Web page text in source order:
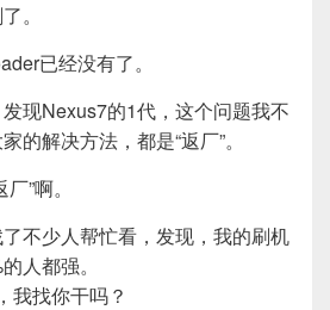
。
已经没有了。
现Nexus7的1代，这个问题我不
的解决方法，都是“返厂”。
”啊。
不少人帮忙看，发现，我的刷机
人都强。
我找你干吗？